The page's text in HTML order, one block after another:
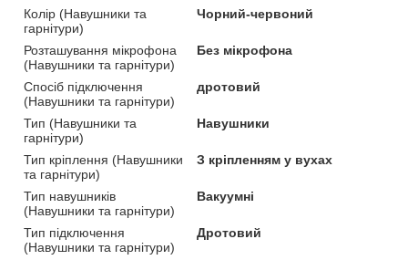
Колір (Навушники та
гарнітури)
Чорний-червоний
Розташування мікрофона
(Навушники та гарнітури)
Без мікрофона
Спосіб підключення
(Навушники та гарнітури)
дротовий
Тип (Навушники та
гарнітури)
Навушники
Тип кріплення (Навушники
та гарнітури)
З кріпленням у вухах
Тип навушників
(Навушники та гарнітури)
Вакуумні
Тип підключення
(Навушники та гарнітури)
Дротовий